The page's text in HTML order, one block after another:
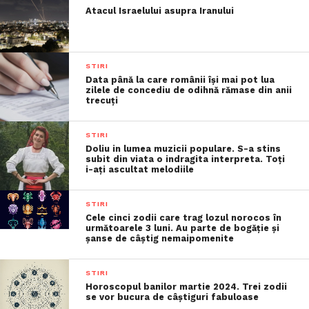
Atacul Israelului asupra Iranului
STIRI
Data până la care românii îşi mai pot lua
zilele de concediu de odihnă rămase din anii
trecuţi
STIRI
Doliu in lumea muzicii populare. S-a stins
subit din viata o indragita interpreta. Toți
i-ați ascultat melodiile
STIRI
Cele cinci zodii care trag lozul norocos în
următoarele 3 luni. Au parte de bogăție și
șanse de câștig nemaipomenite
STIRI
Horoscopul banilor martie 2024. Trei zodii
se vor bucura de câștiguri fabuloase